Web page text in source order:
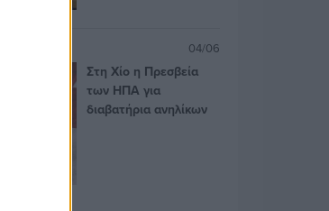
04/06
Στη Χίο η Πρεσβεία
των ΗΠΑ για
διαβατήρια ανηλίκων